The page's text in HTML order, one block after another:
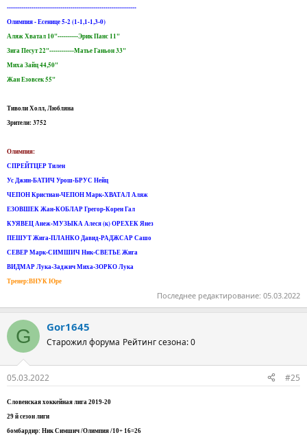
---------------------------------------------------------------
Олимпия - Есенице 5-2 (1-1,1-1,3-0)
Аляж Хватал 10"----------Эрик Панс 11"
Зига Песут 22"------------Матье Ганьон 33"
Миха Зайц 44,50"
Жан Езовсек 55"
Тиволи Холл, Любляна
Зрители: 3752
Олимпия:
СПРЕЙТЦЕР Тилен
Ус Джин-БАТИЧ Урош-БРУС Нейц
ЧЕПОН Кристиан-ЧЕПОН Марк-ХВАТАЛ Аляж
ЕЗОВШЕК Жан-КОБЛАР Грегор-Корен Гал
КУЯВЕЦ Анеж-МУЗЫКА Алеся (к) ОРЕХЕК Янез
ПЕШУТ Жига-ПЛАНКО Давид-РАДЖСАР Сашо
СЕВЕР Марк-СИМШИЧ Ник-СВЕТЬЕ Жига
ВИДМАР Лука-Заджич Миха-ЗОРКО Лука
Тренер:ВНУК Юре
Последнее редактирование: 05.03.2022
G Gor1645
Старожил форума Рейтинг сезона: 0
05.03.2022 #25
Словенская хоккейная лига 2019-20
29 й сезон лиги
бомбардир: Ник Симшич /Олимпия /10+ 16=26